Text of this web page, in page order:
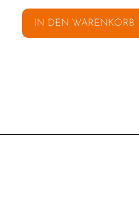
IN DEN WARENKORB